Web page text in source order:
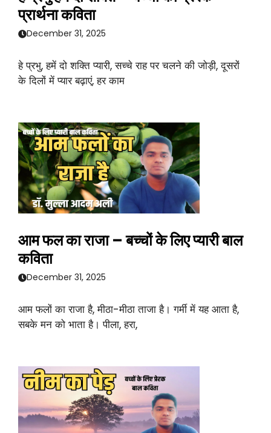
प्रार्थना कविता
December 31, 2025
हे प्रभु, हमें दो शक्ति प्यारी, सच्चे राह पर चलने की जोड़ी, दूसरों
के दिलों में प्यार बढ़ाएं, हर काम
आम फल का राजा – बच्चों के लिए प्यारी बाल
कविता
December 31, 2025
आम फलों का राजा है, मीठा-मीठा ताजा है। गर्मी में यह आता है,
सबके मन को भाता है। पीला, हरा,